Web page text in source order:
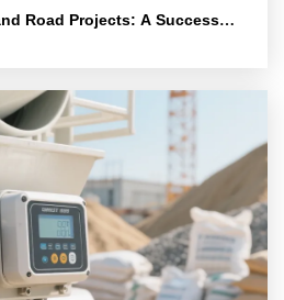
Road Projects: A Success